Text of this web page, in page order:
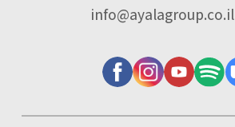
info@ayalagroup.co.il